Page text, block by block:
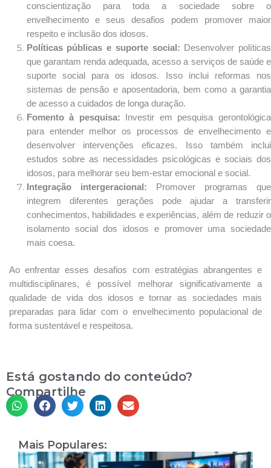
conscientização para toda a sociedade sobre o
envelhecimento e seus desafios podem promover maior
respeito e inclusão dos idosos.
Políticas públicas e suporte social: Desenvolver políticas
que garantam renda adequada, acesso a serviços de saúde e
suporte social para os idosos. Isso inclui reformas nos
sistemas de pensão e aposentadoria, bem como a garantia
de acesso a cuidados de longa duração.
Fomento à pesquisa: Investir em pesquisa gerontológica
para entender melhor os processos de envelhecimento e
desenvolver intervenções eficazes. Isso também inclui
estudos sobre as necessidades psicológicas e sociais dos
idosos, para melhorar seu bem-estar emocional e social.
Integração intergeracional: Promover programas que
integrem diferentes gerações pode ajudar a transferir
conhecimentos, habilidades e experiências, além de reduzir o
isolamento social dos idosos e promover uma sociedade
mais coesa.
Ao enfrentar esses desafios com estratégias abrangentes e
multidisciplinares, é possível melhorar significativamente a
qualidade de vida dos idosos e tornar as sociedades mais
preparadas para lidar com o envelhecimento populacional de
forma sustentável e respeitosa.
Está gostando do conteúdo?
Compartilhe
Mais Populares: